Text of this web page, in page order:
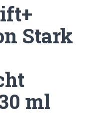
Stark
ml